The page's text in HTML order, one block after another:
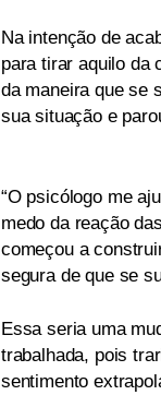
Na intenção de
para tirar aquilo da
da maneira que se
sua situação e
“O psicólogo me
medo da reação
começou a
segura de que se
Essa seria uma
trabalhada, pois
sentimento